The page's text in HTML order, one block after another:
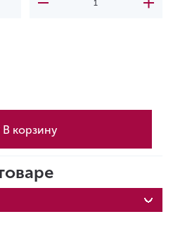
В корзину